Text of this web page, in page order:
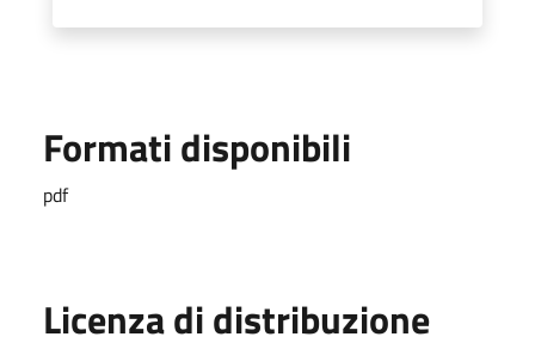
Formati disponibili
pdf
Licenza di distribuzione